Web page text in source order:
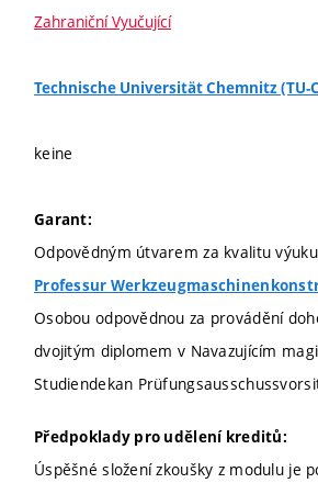
Zahraniční Vyučující
Technische Universität Chemnitz (TU-
keine
Garant:
Odpovědným útvarem za kvalitu
Professur
Osobou odpovědnou za provádění
dvojitým diplomem v Navazujícím
Studiendekan
Předpoklady pro udělení kreditů:
Úspěšné složení zkoušky z modulu je